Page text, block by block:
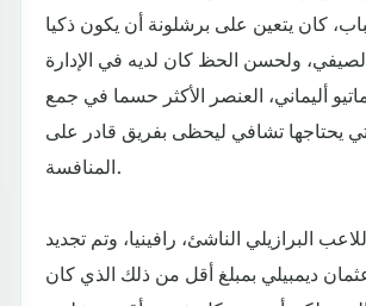
كان يتعين على برشلونة أن يكون ذكيا
ولحسن الحظ كان لديه في الإدارة
أليماني، العنصر الأكثر حسما في جمع
يحتاجها تشافي ليحظى بفريق قادر على
المنافسة.
البرازيلي الناشئ، رافينيا، وتم تجديد
ديمبيلي بمبلغ أقل من ذلك الذي كان